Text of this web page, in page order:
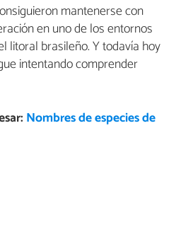
mantenerse con
en uno de los entornos
litoral brasileño. Y todavía hoy
intentando comprender
Nombres de especies de